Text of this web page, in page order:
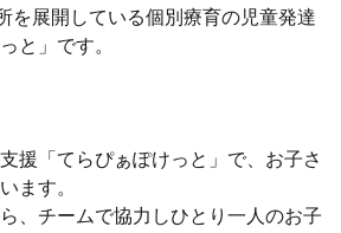
を展開している個別療育の児童発達
と」です。
援「てらぴぁぽけっと」で、お子さ
ます。
、チームで協力しひとり一人のお子